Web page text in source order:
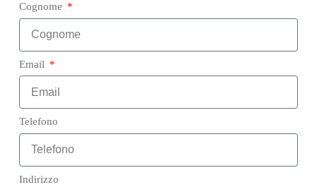
Cognome
Email
Telefono
Indirizzo